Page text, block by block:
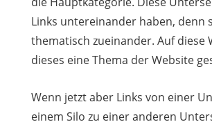
Links untereinander haben, denn
thematisch zueinander. Auf diese
dieses eine Thema der Website
Wenn jetzt aber Links von einer
einem Silo zu einer anderen